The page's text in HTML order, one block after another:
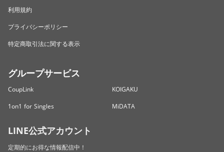
利用規約
プライバシーポリシー
特定商取引法に関する表示
グループサービス
CoupLink
KOIGAKU
1on1 for Singles
MiDATA
LINE公式アカウント
定期的にお得な情報配信中！